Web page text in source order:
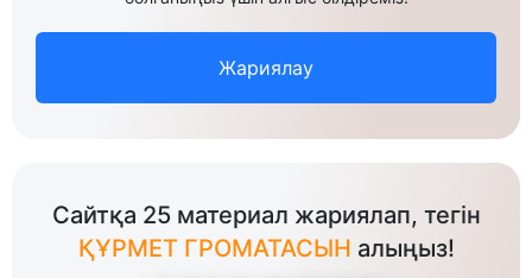
Жариялау
Сайтқа 25 материал жариялап, тегін
ҚҰРМЕТ ГРОМАТАСЫН алыңыз!